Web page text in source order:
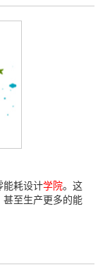
能耗设计学院。这
甚至生产更多的能